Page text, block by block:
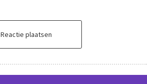
Reactie plaatsen